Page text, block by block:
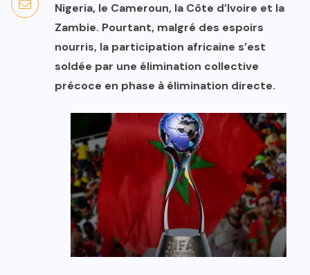
Nigeria, le Cameroun, la Côte d’Ivoire et la
Zambie. Pourtant, malgré des espoirs
nourris, la participation africaine s’est
soldée par une élimination collective
précoce en phase à élimination directe.